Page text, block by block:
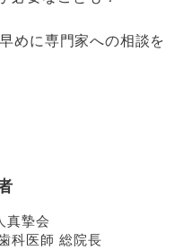
めに専門家への相談を
真摯会
科医師 総院長